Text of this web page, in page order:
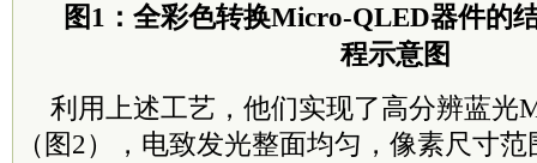
图1：全彩色转换Micro-QLED器件的
程示意图
利用上述工艺，他们实现了高分辨蓝光
（图2），电致发光整面均匀，像素尺寸